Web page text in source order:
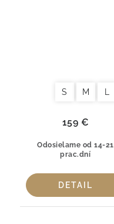
S M
Odosielame od 14-21
prac.dní
159 €
DETAIL